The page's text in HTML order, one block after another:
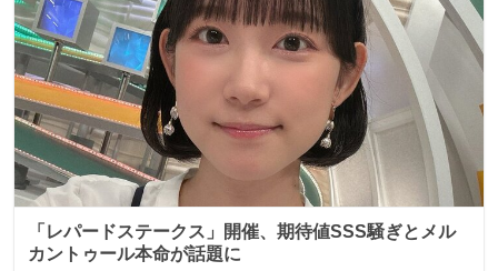
「レパードステークス」開催、期待値SSS騒ぎとメル
カントゥール本命が話題に